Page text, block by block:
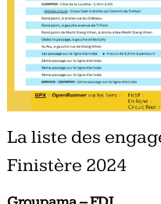
La liste des
Finistère 2024